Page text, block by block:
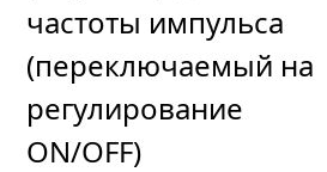
частоты импульса
(переключаемый на
регулирование
ON/OFF)